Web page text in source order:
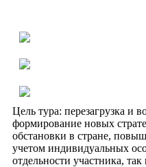
Цель тура: перезагрузка и
формирование новых
обстановки в стране,
учетом индивидуальных
отдельности участника,